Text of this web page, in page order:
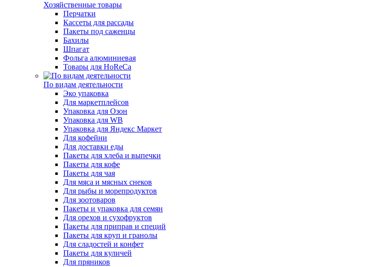
Хозяйственные товары
Перчатки
Кассеты для рассады
Пакеты под саженцы
Бахилы
Шпагат
Фольга алюминиевая
Товары для HoReCa
По видам деятельности
Эко упаковка
Для маркетплейсов
Упаковка для Озон
Упаковка для WB
Упаковка для Яндекс Маркет
Для кофейни
Для доставки еды
Пакеты для хлеба и выпечки
Пакеты для кофе
Пакеты для чая
Для мяса и мясных снеков
Для рыбы и морепродуктов
Для зоотоваров
Пакеты и упаковка для семян
Для орехов и сухофруктов
Пакеты для приправ и специй
Пакеты для круп и гранолы
Для сладостей и конфет
Пакеты для куличей
Для пряников